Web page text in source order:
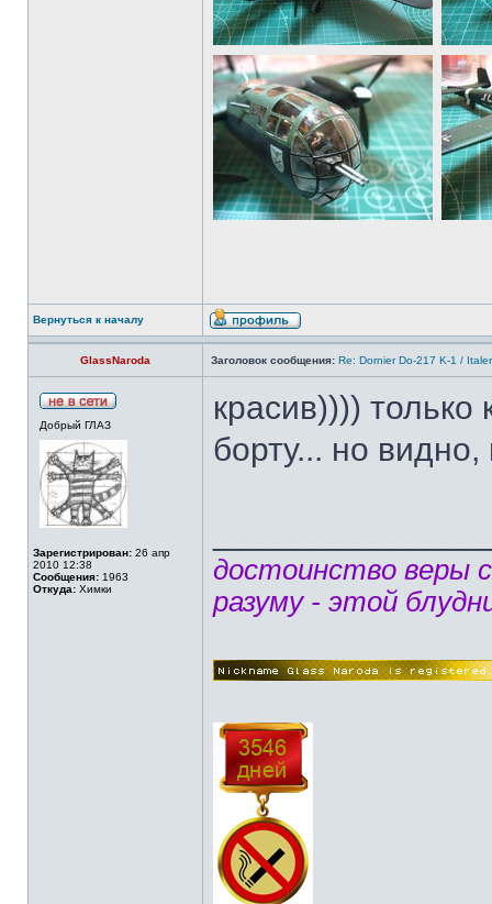
Вернуться к началу
GlassNaroda Заголовок сообщения: Re: Dornier Do-217 K-1 /
Добрый ГЛАЗ
Зарегистрирован: 26 апр
2010 12:38
Сообщения: 1963
Откуда: Химки
красив))))
борту... но
достоинство веры
разуму - этой